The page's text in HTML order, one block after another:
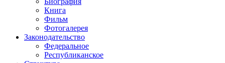
Книга
Фильм
Фотогалерея
Законодательство
Федеральное
Республиканское